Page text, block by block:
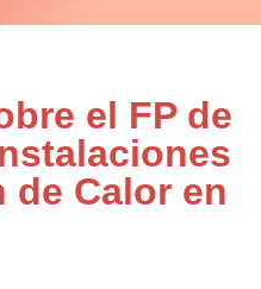
el FP de
de Calor en